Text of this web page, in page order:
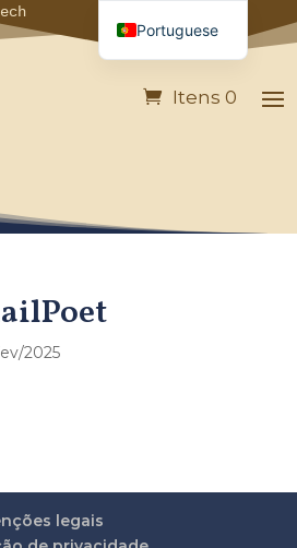
Itens 0
2025
legais
Portuguese
French
English